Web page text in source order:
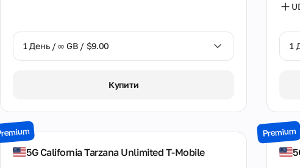
1 День / ∞ GB / $9.00
3 Дні / ∞ GB / $24.00
Купити
1
5G California Tarzana Unlimited T-Mobile
Premium